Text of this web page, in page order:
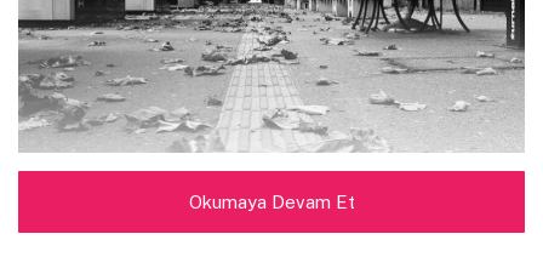
geç terk ettiğinden karanlık bile çökmemişti. Biraz da
Okumaya Devam Et